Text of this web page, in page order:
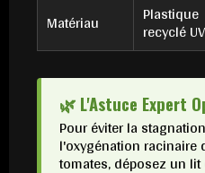
Matériau
Plastique
recyclé
🌿 L'Astuce Expert
Pour éviter la
l'oxygénation racinaire
tomates, déposez un